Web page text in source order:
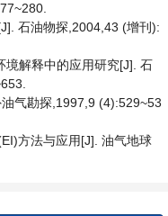
石油物探,2004,43 (增刊):
境解释中的应用研究[J]. 石
气勘探,1997,9 (4):529~53
方法与应用[J]. 油气地球